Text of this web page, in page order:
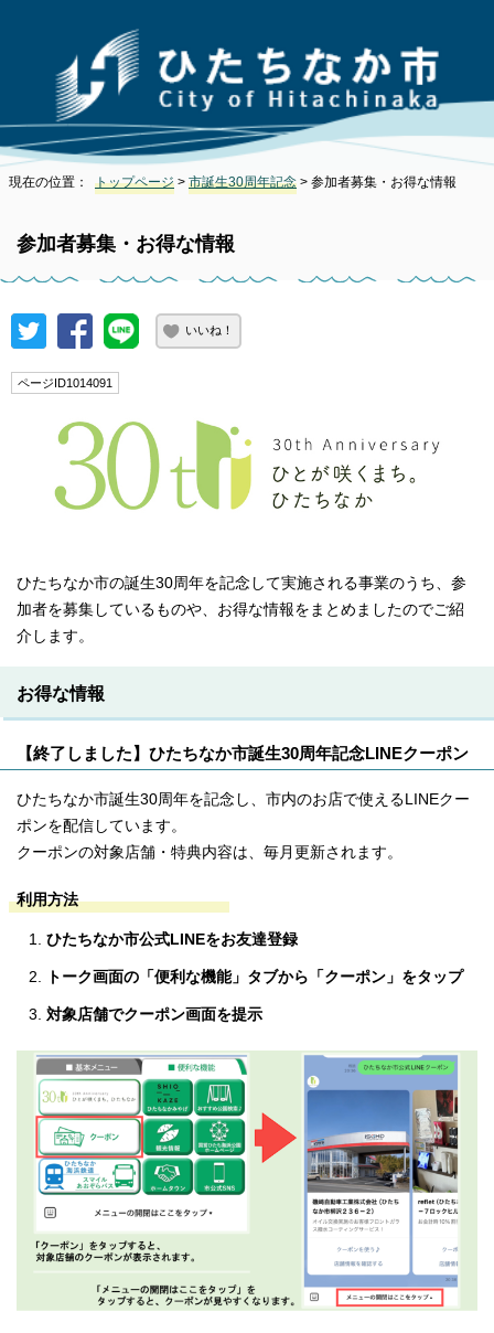
現在の位置： トップページ > 市誕生30周年記念 > 参加者募集・お得な情報
参加者募集・お得な情報
いいね！
ページID1014091
ひたちなか市の誕生30周年を記念して実施される事業のうち、参
加者を募集しているものや、お得な情報をまとめましたのでご紹
介します。
お得な情報
【終了しました】ひたちなか市誕生30周年記念LINEクーポン
ひたちなか市誕生30周年を記念し、市内のお店で使えるLINEクー
ポンを配信しています。
クーポンの対象店舗・特典内容は、毎月更新されます。
利用方法
ひたちなか市公式LINEをお友達登録
トーク画面の「便利な機能」タブから「クーポン」をタップ
対象店舗でクーポン画面を提示